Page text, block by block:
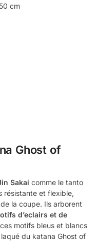
cm
Ghost of
Sakai comme le tanto
résistante et flexible,
la coupe. Ils arborent
d’eclairs et de
motifs bleus et blancs
du katana Ghost of